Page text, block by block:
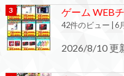
ゲーム WEB
42件のビュー 6
2026/8/10 更